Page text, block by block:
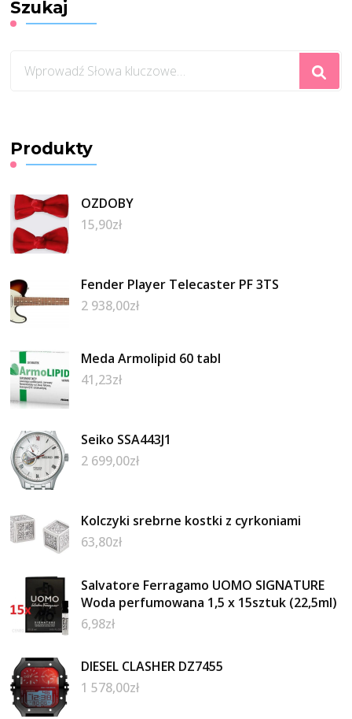
Szukaj
czegoś?
Produkty
OZDOBY
15,90zł
Fender Player Telecaster PF 3TS
2 938,00zł
Meda Armolipid 60 tabl
41,23zł
Seiko SSA443J1
2 699,00zł
Kolczyki srebrne kostki z cyrkoniami
63,80zł
Salvatore Ferragamo UOMO SIGNATURE
Woda perfumowana 1,5 x 15sztuk (22,5ml)
6,98zł
DIESEL CLASHER DZ7455
1 578,00zł